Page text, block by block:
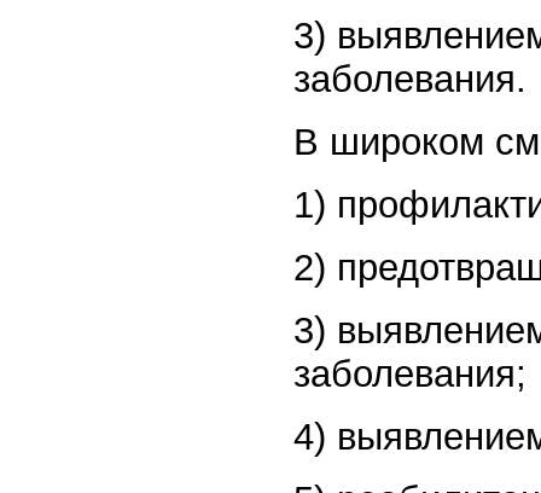
3)
заболевания.
В широком
1)
2)
3)
заболевания;
4)